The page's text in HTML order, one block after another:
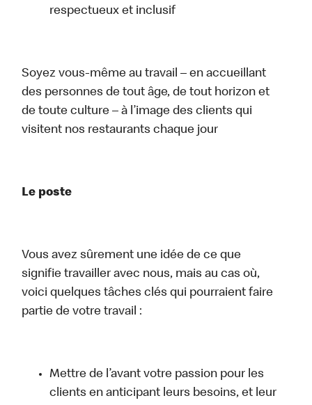
respectueux et inclusif
Soyez vous-même au travail – en accueillant
des personnes de tout âge, de tout horizon et
de toute culture – à l’image des clients qui
visitent nos restaurants chaque jour
Le poste
Vous avez sûrement une idée de ce que
signifie travailler avec nous, mais au cas où,
voici quelques tâches clés qui pourraient faire
partie de votre travail :
Mettre de l’avant votre passion pour les
clients en anticipant leurs besoins, et leur